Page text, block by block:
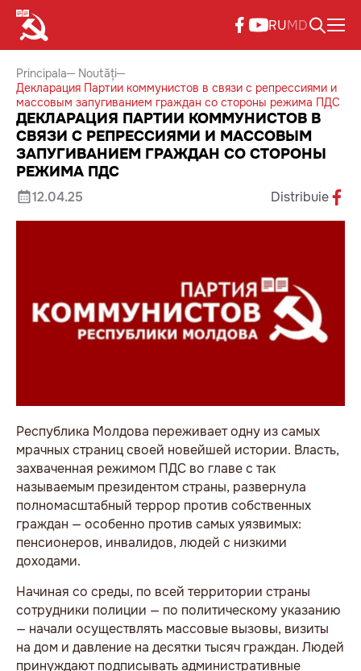
RUMD
Principala
Noutăți
Декларация Партии коммунистов в связи с репрессиями и
массовым запугиванием граждан со стороны режима ПДС
ДЕКЛАРАЦИЯ ПАРТИИ КОММУНИСТОВ В
СВЯЗИ С РЕПРЕССИЯМИ И МАССОВЫМ
ЗАПУГИВАНИЕМ ГРАЖДАН СО СТОРОНЫ
РЕЖИМА ПДС
12.04.25 Distribuie
Республика Молдова переживает одну из самых
мрачных страниц своей новейшей истории. Власть,
захваченная режимом ПДС во главе с так
называемым президентом страны, развернула
полномасштабный террор против собственных
граждан — особенно против самых уязвимых:
пенсионеров, инвалидов, людей с низкими
доходами.
Начиная со среды, по всей территории страны
сотрудники полиции — по политическому указанию
— начали осуществлять массовые вызовы, визиты
на дом и давление на десятки тысяч граждан. Людей
принуждают подписывать административные